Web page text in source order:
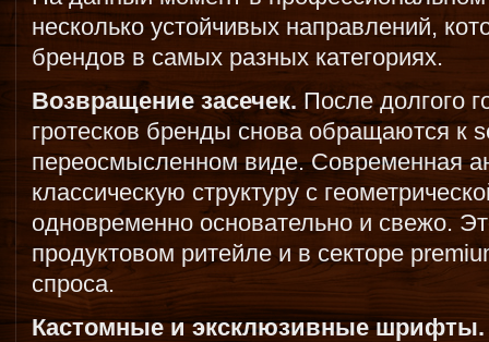
несколько устойчивых направлений,
брендов в самых разных категориях.
Возвращение засечек. После долгого
гротесков бренды снова обращаются к
переосмысленном виде. Современная
классическую структуру с
одновременно основательно и свежо.
продуктовом ритейле и в секторе
спроса.
Кастомные и эксклюзивные шрифты.